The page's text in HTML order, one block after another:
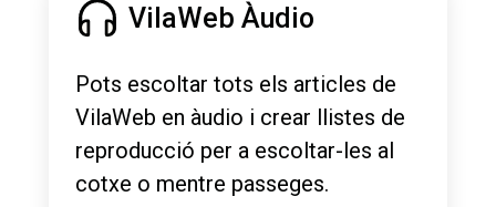
VilaWeb Àudio
Pots escoltar tots els articles de
VilaWeb en àudio i crear llistes de
reproducció per a escoltar-les al
cotxe o mentre passeges.